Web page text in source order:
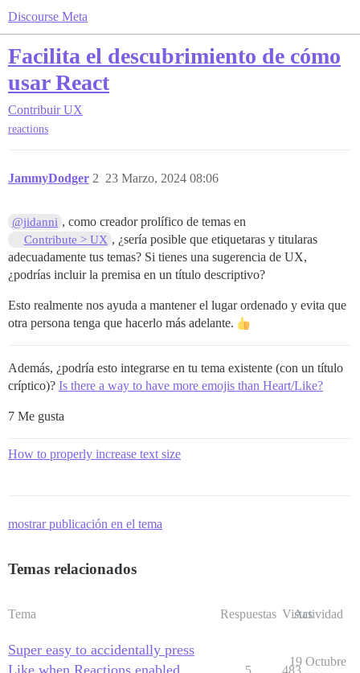
Discourse Meta
Facilita el descubrimiento de cómo
usar React
Contribuir UX
reactions
JammyDodger 23 Marzo, 2024 08:06
2
@jidanni , como creador prolífico de temas en
Contribute > UX , ¿sería posible que etiquetaras y titularas
adecuadamente tus temas? Si tienes una sugerencia de UX,
¿podrías incluir la premisa en un título descriptivo?
Esto realmente nos ayuda a mantener el lugar ordenado y evita que
otra persona tenga que hacerlo más adelante.
Además, ¿podría esto integrarse en tu tema existente (con un título
críptico)? Is there a way to have more emojis than Heart/Like?
7 Me gusta
How to properly increase text size
mostrar publicación en el tema
Temas relacionados
Tema Respuestas Vistas
Actividad
Super easy to accidentally press
19 Octubre